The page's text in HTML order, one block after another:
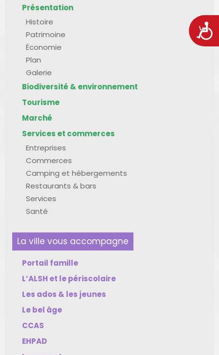
Présentation
Histoire
Patrimoine
Économie
Plan
Galerie
Biodiversité & environnement
Tourisme
Marché
Services et commerces
Entreprises
Commerces
Camping et hébergements
Restaurants & bars
Services
Santé
La ville vous accompagne
Portail famille
L’ALSH et le périscolaire
Les ados & les jeunes
Le bel âge
CCAS
EHPAD